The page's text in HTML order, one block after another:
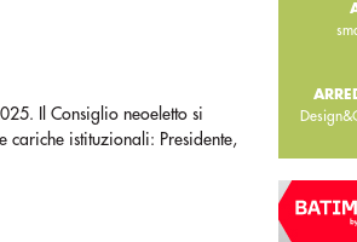
Il Consiglio neoeletto si
cariche istituzionali: Presidente,